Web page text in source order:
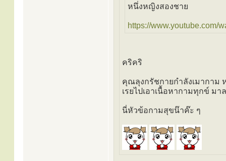
หนึ่งหญิงสองชาย
https://www.youtube.com/
คริคริ
คุณลุงกรัชกายกำลังเมากาม
เรยไปเอาเนื้อหากามทุกข์ ม
นี่หัวข้อกามสุขน๊าค๊ะ ๆ